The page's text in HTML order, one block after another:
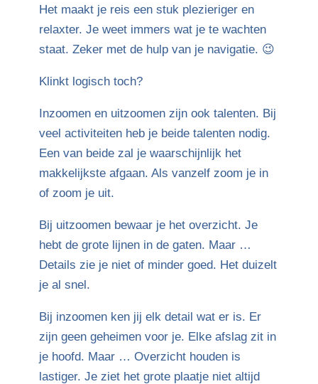
Het maakt je reis een stuk plezieriger en
relaxter. Je weet immers wat je te wachten
staat. Zeker met de hulp van je navigatie. 😉
Klinkt logisch toch?
Inzoomen en uitzoomen zijn ook talenten. Bij
veel activiteiten heb je beide talenten nodig.
Een van beide zal je waarschijnlijk het
makkelijkste afgaan. Als vanzelf zoom je in
of zoom je uit.
Bij uitzoomen bewaar je het overzicht. Je
hebt de grote lijnen in de gaten. Maar …
Details zie je niet of minder goed. Het duizelt
je al snel.
Bij inzoomen ken jij elk detail wat er is. Er
zijn geen geheimen voor je. Elke afslag zit in
je hoofd. Maar … Overzicht houden is
lastiger. Je ziet het grote plaatje niet altijd